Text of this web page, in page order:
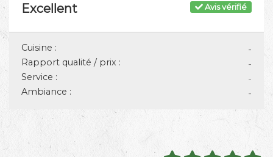
Avis vérifié
Excellent
-
Cuisine :
-
Rapport qualité / prix :
-
Service :
-
Ambiance :